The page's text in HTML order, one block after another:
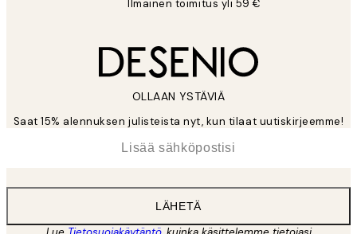
Ilmainen toimitus yli 59 €
OLLAAN YSTÄVIÄ
Saat 15% alennuksen julisteista nyt, kun tilaat uutiskirjeemme!
LÄHETÄ